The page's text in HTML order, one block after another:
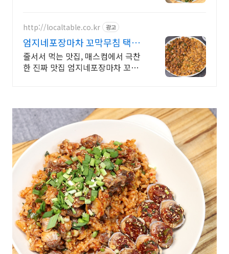
하게 구매!
http://localtable.co.kr 광고
엄지네포장마차 꼬막무침 택배
전국맛집택배 인생식탁
줄서서 먹는 맛집, 매스컴에서 극찬
한 진짜 맛집 엄지네포장마차 꼬막